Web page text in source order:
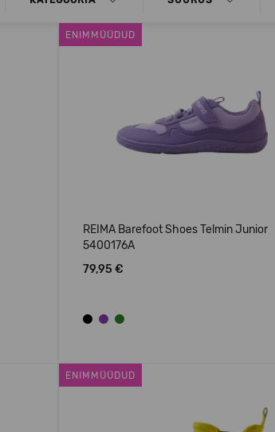
ENIMMÜÜDUD
REIMA Barefoot Shoes Telmin Junior
5400176A
79,95 €
ENIMMÜÜDUD